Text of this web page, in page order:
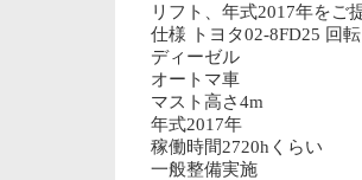
リフト、年式2017年をご
仕様 トヨタ02-8FD25 回
ディーゼル
オートマ車
マスト高さ4m
年式2017年
稼働時間2720hくらい
一般整備実施